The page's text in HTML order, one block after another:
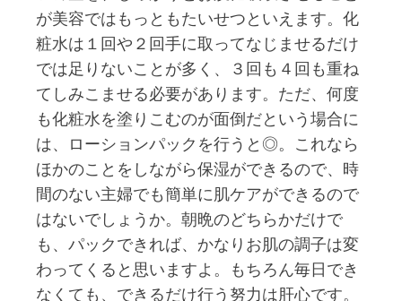
が美容ではもっともたいせつといえます。化
粧水は１回や２回手に取ってなじませるだけ
では足りないことが多く、３回も４回も重ね
てしみこませる必要があります。ただ、何度
も化粧水を塗りこむのが面倒だという場合に
は、ローションパックを行うと◎。これなら
ほかのことをしながら保湿ができるので、時
間のない主婦でも簡単に肌ケアができるので
はないでしょうか。朝晩のどちらかだけで
も、パックできれば、かなりお肌の調子は変
わってくると思いますよ。もちろん毎日でき
なくても、できるだけ行う努力は肝心です。